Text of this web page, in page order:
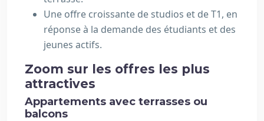
Une offre croissante de studios et de T1, en
réponse à la demande des étudiants et des
jeunes actifs.
Zoom sur les offres les plus
attractives
Appartements avec terrasses ou
balcons